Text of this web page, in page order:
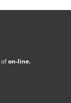
ofon-line.